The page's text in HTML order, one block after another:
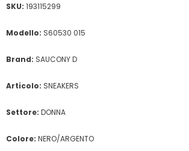
SKU: 193115299
Modello: S60530 015
Brand: SAUCONY D
Articolo: SNEAKERS
Settore: DONNA
Colore: NERO/ARGENTO